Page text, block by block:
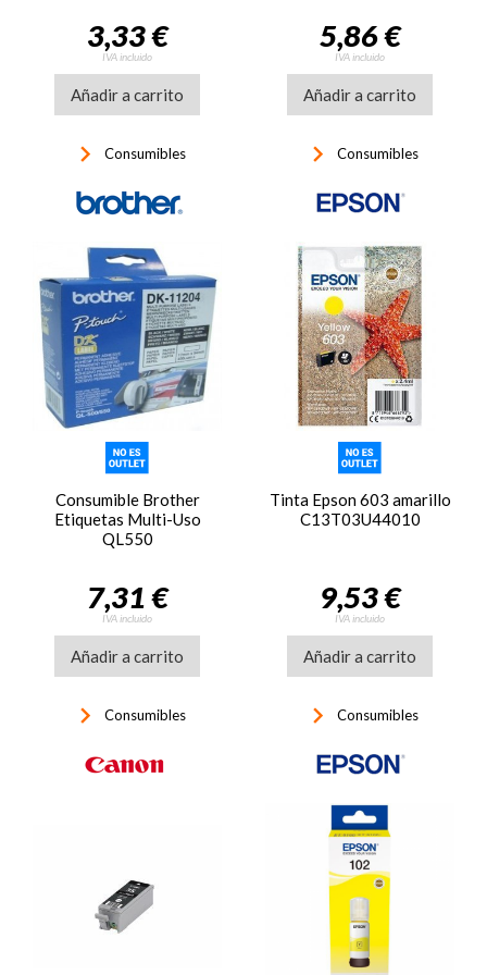
3,33 €
IVA incluido
Añadir a carrito
keyboard_arrow_right Consumibles
5,86 €
IVA incluido
Añadir a carrito
keyboard_arrow_right Consumibles
Consumible Brother
Etiquetas Multi-Uso
QL550
7,31 €
IVA incluido
Añadir a carrito
keyboard_arrow_right Consumibles
Tinta Epson 603 amarillo
C13T03U44010
9,53 €
IVA incluido
Añadir a carrito
keyboard_arrow_right Consumibles